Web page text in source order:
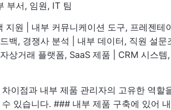
부서, 임원, IT 팀
지원 | 내부 커뮤니케이션 도구, 프레젠테
백, 경쟁사 분석 | 내부 데이터, 직원 설문
상거래 플랫폼, SaaS 제품 | CRM 시스템,
이점과 내부 제품 관리자의 고유한 역할
있습니다. ### 내부 제품 구축에 있어